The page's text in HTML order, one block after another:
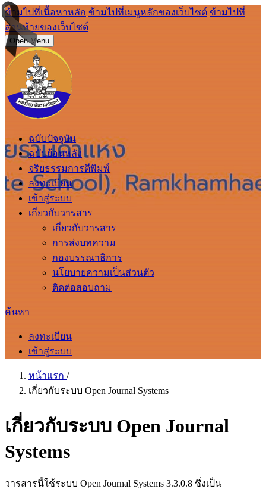
ข้ามไปที่เนื้อหาหลัก ข้ามไปที่เมนูหลักของเว็บไซต์ ข้ามไปที่
ส่วนท้ายของเว็บไซต์
Open Menu
ฉบับปัจจุบัน
ฉบับย้อนหลัง
จริยธรรมการตีพิมพ์
ลงทะเบียน
เข้าสู่ระบบ
เกี่ยวกับวารสาร
เกี่ยวกับวารสาร
การส่งบทความ
กองบรรณาธิการ
นโยบายความเป็นส่วนตัว
ติดต่อสอบถาม
ค้นหา
ลงทะเบียน
เข้าสู่ระบบ
หน้าแรก /
เกี่ยวกับระบบ Open Journal Systems
เกี่ยวกับระบบ Open Journal
Systems
วารสารนี้ใช้ระบบ Open Journal Systems 3.3.0.8 ซึ่งเป็น